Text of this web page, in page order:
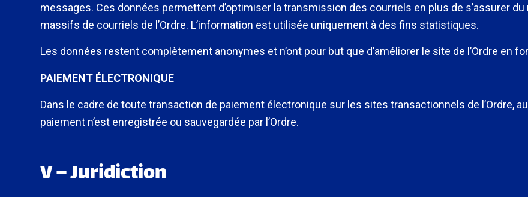
messages. Ces données permettent d’optimiser la transmission des courriels en plus de s’assurer
massifs de courriels de l’Ordre. L’information est utilisée uniquement à des fins statistiques.
Les données restent complètement anonymes et n’ont pour but que d’améliorer le site de l’Ordre en
PAIEMENT ÉLECTRONIQUE
Dans le cadre de toute transaction de paiement électronique sur les sites transactionnels de l’Ordre,
paiement n’est enregistrée ou sauvegardée par l’Ordre.
V – Juridiction